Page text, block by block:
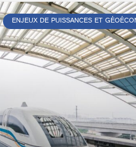
ENJEUX DE PUISSANCES ET